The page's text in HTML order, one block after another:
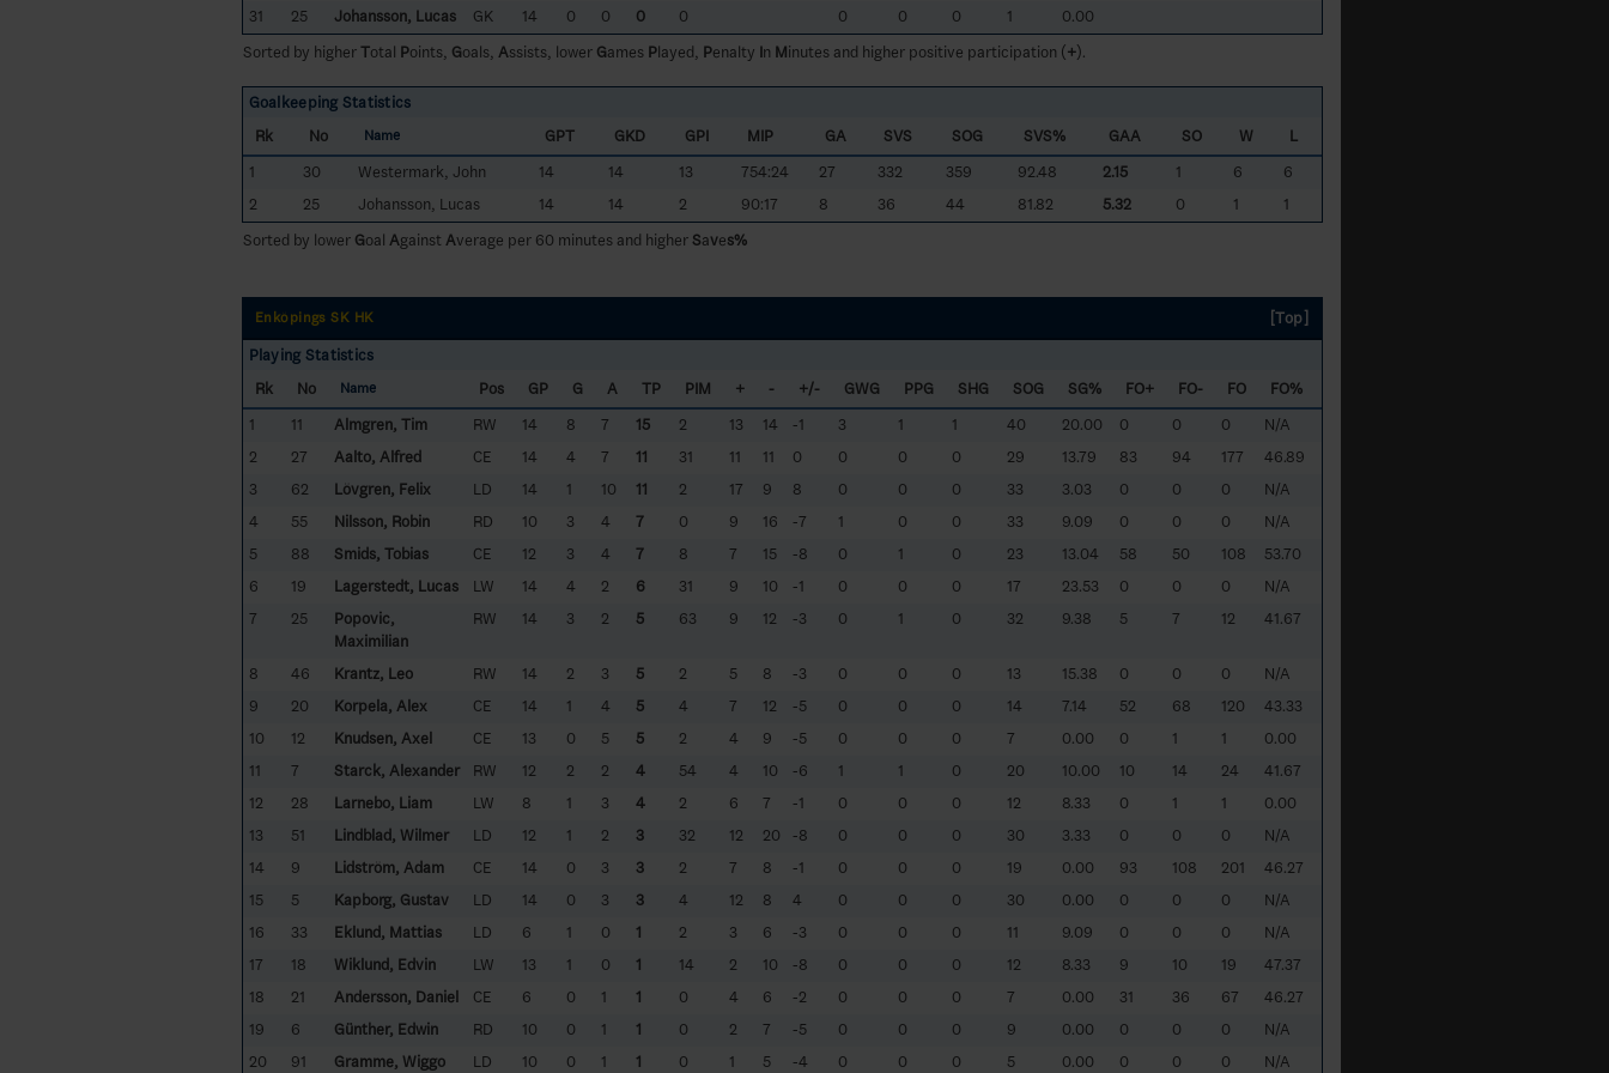
31
25 Johansson, Lucas GK 14 0 0 0 0 0 0 0 1
0.00
Sorted by higherTotal Points, Goals, Assists, lower Games Played, Penalty In Minutes and higher positive participation (+).
Goalkeeping Statistics
Rk
No Name GPT GKD GPI MIP GA SVS SOG SVS% GAA SO W
L
1
30 Westermark, John 14 14 13 754:24 27 332 359 92.48 2.15 1 6
6
2
25 Johansson, Lucas 14 14 2 90:17 8 36 44 81.82 5.32 0 1
1
Sorted by lower Goal Against Average per 60 minutes and higherSaves%
Enköpings SK HK
[Top]
Playing Statistics
Rk
No Name Pos GP G A TP PIM + - +/- GWG PPG SHG SOG SG% FO+ FO- FO
FO%
1
11 Almgren, Tim RW 14 8 7 15 2 13 14 -1 3 1 1 40 20.00 0 0 0
N/A
2
27 Aalto, Alfred CE 14 4 7 11 31 11 11 0 0 0 0 29 13.79 83 94 177
46.89
3
62 Lövgren, Felix LD 14 1 10 11 2 17 9 8 0 0 0 33 3.03 0 0 0
N/A
4
55 Nilsson, Robin RD 10 3 4 7 0 9 16 -7 1 0 0 33 9.09 0 0 0
N/A
5
88 Smids, Tobias CE 12 3 4 7 8 7 15 -8 0 1 0 23 13.04 58 50 108
53.70
6
19 Lagerstedt, Lucas LW 14 4 2 6 31 9 10 -1 0 0 0 17 23.53 0 0 0
N/A
7
25
Popovic,
Maximilian
RW 14 3 2 5 63 9 12 -3 0 1 0 32 9.38 5 7 12 41.67
8 46 Krantz, Leo RW 14 2 3 5 2 5 8 -3 0 0 0 13 15.38 0 0 0
N/A
9
20 Korpela, Alex CE 14 1 4 5 4 7 12 -5 0 0 0 14 7.14 52 68 120
43.33
10
12 Knudsen, Axel CE 13 0 5 5 2 4 9 -5 0 0 0 7 0.00 0 1 1
0.00
11
7 Starck, Alexander RW 12 2 2 4 54 4 10 -6 1 1 0 20 10.00 10 14 24
41.67
12
28 Larnebo, Liam LW 8 1 3 4 2 6 7 -1 0 0 0 12 8.33 0 1 1
0.00
13
51 Lindblad, Wilmer LD 12 1 2 3 32 12 20 -8 0 0 0 30 3.33 0 0 0
N/A
14
9 Lidström, Adam CE 14 0 3 3 2 7 8 -1 0 0 0 19 0.00 93 108 201
46.27
15
5 Kapborg, Gustav LD 14 0 3 3 4 12 8 4 0 0 0 30 0.00 0 0 0
N/A
16
33 Eklund, Mattias LD 6 1 0 1 2 3 6 -3 0 0 0 11 9.09 0 0 0
N/A
17
18 Wiklund, Edvin LW 13 1 0 1 14 2 10 -8 0 0 0 12 8.33 9 10 19
47.37
18
21 Andersson, Daniel CE 6 0 1 1 0 4 6 -2 0 0 0 7 0.00 31 36 67
46.27
19
6 Günther, Edwin RD 10 0 1 1 0 2 7 -5 0 0 0 9 0.00 0 0 0
N/A
20
91 Gramme, Wiggo LD 10 0 1 1 0 1 5 -4 0 0 0 5 0.00 0 0 0 N/A